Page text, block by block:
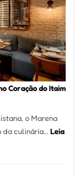
Escolher
o
Forno
Ideal
para
sua
Pizzaria
Coração do Itaim
o Marena
da culinária… Leia